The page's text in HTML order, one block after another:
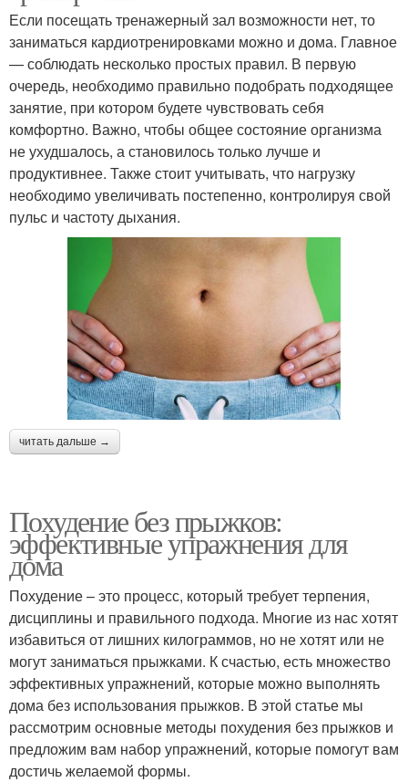
Если посещать тренажерный зал возможности нет, то
заниматься кардиотренировками можно и дома. Главное
— соблюдать несколько простых правил. В первую
очередь, необходимо правильно подобрать подходящее
занятие, при котором будете чувствовать себя
комфортно. Важно, чтобы общее состояние организма
не ухудшалось, а становилось только лучше и
продуктивнее. Также стоит учитывать, что нагрузку
необходимо увеличивать постепенно, контролируя свой
пульс и частоту дыхания.
читать дальше →
Похудение без прыжков:
эффективные упражнения для
дома
Похудение – это процесс, который требует терпения,
дисциплины и правильного подхода. Многие из нас хотят
избавиться от лишних килограммов, но не хотят или не
могут заниматься прыжками. К счастью, есть множество
эффективных упражнений, которые можно выполнять
дома без использования прыжков. В этой статье мы
рассмотрим основные методы похудения без прыжков и
предложим вам набор упражнений, которые помогут вам
достичь желаемой формы.